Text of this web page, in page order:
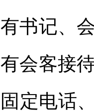
有书记、
有会客接
固定电话